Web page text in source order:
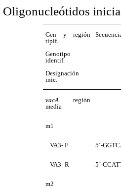
Oligonucleótidos
Gen y región
tipif.
Genotipo
identif.
Designación
inic.
vacAregión
media
m1
VA3- F 5´-
VA3- R 5´-
m2